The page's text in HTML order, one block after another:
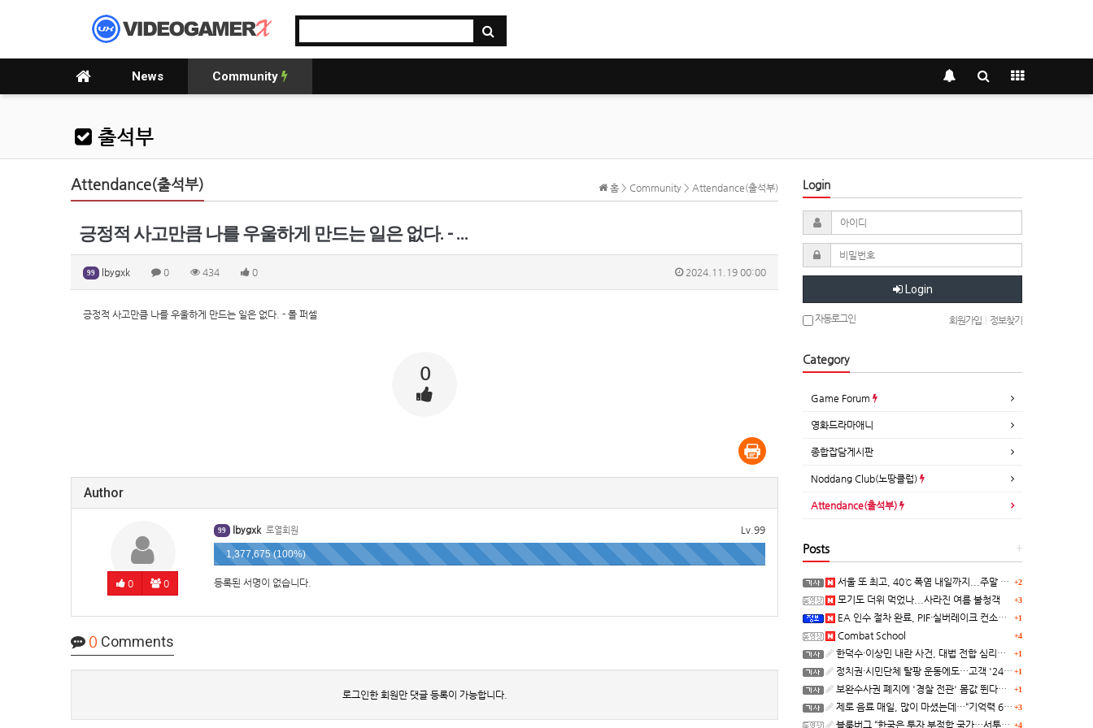
News Community
출석부
홈 > Community > Attendance(출석부)
Attendance(출석부)
긍정적 사고만큼 나를 우울하게 만드는 일은 없다. - …
99 lbygxk 0 434 0 2024.11.19 00:00
긍정적 사고만큼 나를 우울하게 만드는 일은 없다. - 폴 퍼셀
0
Author
0 0
Lv.99
99 lbygxk 로열회원
1,377,675 (100%)
등록된 서명이 없습니다.
0 Comments
로그인한 회원만 댓글 등록이 가능합니다.
Login
Login
자동로그인 회원가입 정보찾기
Category
Game Forum
영화드라마애니
종합잡담게시판
Noddang Club(노땅클럽)
Attendance(출석부)
+
Posts
+2
서울 또 최고, 40℃ 폭염 내일까지...주말 동쪽 비바람
+3
모기도 더위 먹었나...사라진 여름 불청객
+1
EA 인수 절차 완료, PIF·실버레이크 컨소시엄 산하 편입
+4
Combat School
+1
한덕수·이상민 내란 사건, 대법 전합 심리…"역사적 사법평가"(종합)
+1
정치권·시민단체 탈팡 운동에도…고객 '2470만명' 원상 회복, "고물가에 돌팡"
+1
보완수사권 폐지에 '경찰 전관' 몸값 뛴다…대형 로펌 영입전쟁
+3
제로 음료 매일, 많이 마셨는데…“기억력 62% 더 빨리 떨어진다
+4
블룸버그 “한국은 투자 부적합 국가…서투른 정책이 투자자에게 트라우마”